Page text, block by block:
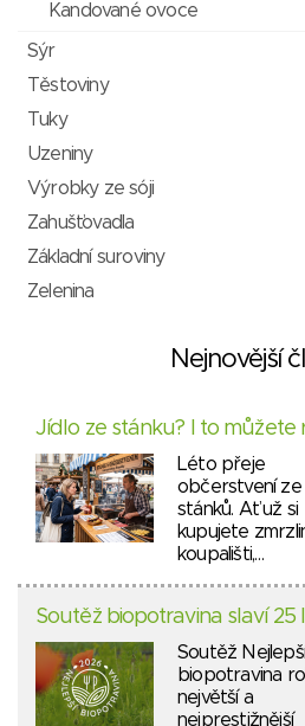
Kandované ovoce
Sýr
Těstoviny
Tuky
Uzeniny
Výrobky ze sóji
Zahušťovadla
Základní suroviny
Zelenina
Nejnovější
Jídlo ze stánku? I to můžete
Léto přeje
občerstvení ze
stánků. Ať už si
kupujete
koupališti,…
Soutěž biopotravina slaví 25
Soutěž Nejlepší
biopotravina
největší a
nejprestižnější